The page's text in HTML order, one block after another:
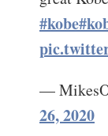
#kobe
—
26, 2020